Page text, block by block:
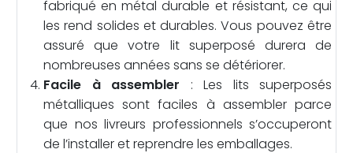
fabriqué en métal durable et résistant, ce qui
les rend solides et durables. Vous pouvez être
assuré que votre lit superposé durera de
nombreuses années sans se détériorer.
Facile à assembler : Les lits superposés
métalliques sont faciles à assembler parce
que nos livreurs professionnels s’occuperont
de l’installer et reprendre les emballages.